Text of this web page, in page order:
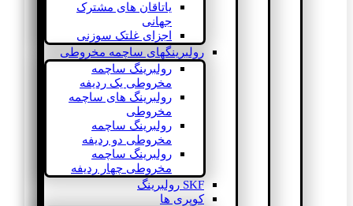
یاتاقان های مشترک
جهانی
اجزای غلتک سوزنی
رولبرینگهای ساچمه مخروطی
رولبرینگ ساچمه
مخروطی یک ردیفه
رولبرینگ های ساچمه
مخروطی
رولبرینگ ساچمه
مخروطی دو ردیفه
رولبرینگ ساچمه
مخروطی چهار ردیفه
SKF رولبرینگ
کوپری ها